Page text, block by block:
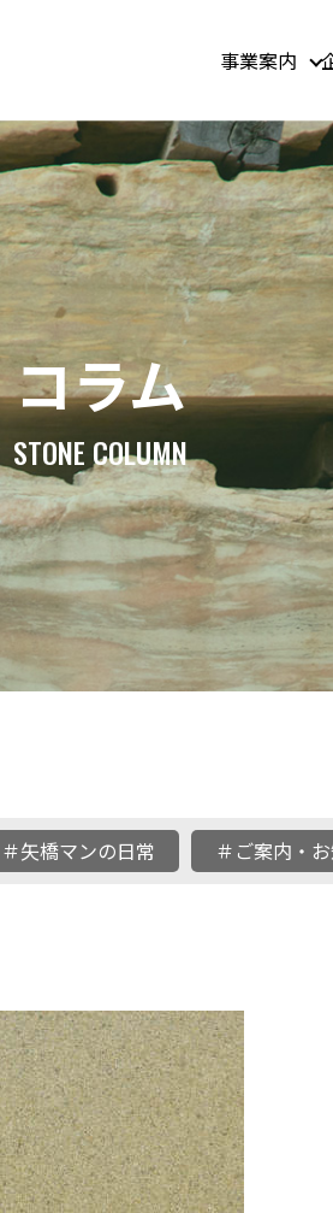
事業案内
コラム
STONE COLUMN
＃矢橋マンの日常 ＃ご案内・